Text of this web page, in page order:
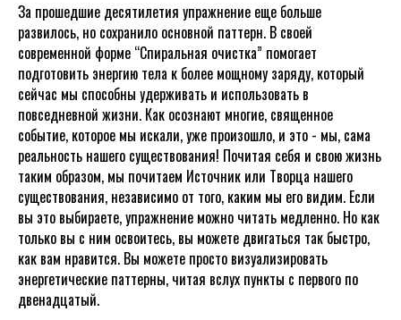
За прошедшие десятилетия упражнение еще больше
развилось, но сохранило основной паттерн. В своей
современной форме “Спиральная очистка” помогает
подготовить энергию тела к более мощному заряду, который
сейчас мы способны удерживать и использовать в
повседневной жизни. Как осознают многие, священное
событие, которое мы искали, уже произошло, и это - мы, сама
реальность нашего существования! Почитая себя и свою жизнь
таким образом, мы почитаем Источник или Творца нашего
существования, независимо от того, каким мы его видим. Если
вы это выбираете, упражнение можно читать медленно. Но как
только вы с ним освоитесь, вы можете двигаться так быстро,
как вам нравится. Вы можете просто визуализировать
энергетические паттерны, читая вслух пункты с первого по
двенадцатый.